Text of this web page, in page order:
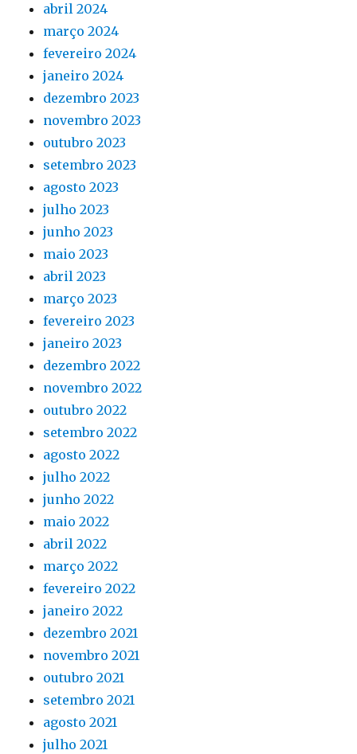
abril 2024
março 2024
fevereiro 2024
janeiro 2024
dezembro 2023
novembro 2023
outubro 2023
setembro 2023
agosto 2023
julho 2023
junho 2023
maio 2023
abril 2023
março 2023
fevereiro 2023
janeiro 2023
dezembro 2022
novembro 2022
outubro 2022
setembro 2022
agosto 2022
julho 2022
junho 2022
maio 2022
abril 2022
março 2022
fevereiro 2022
janeiro 2022
dezembro 2021
novembro 2021
outubro 2021
setembro 2021
agosto 2021
julho 2021